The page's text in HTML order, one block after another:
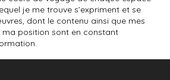
je me trouve s’expriment et se
dont le contenu ainsi que mes
ma position sont en constant